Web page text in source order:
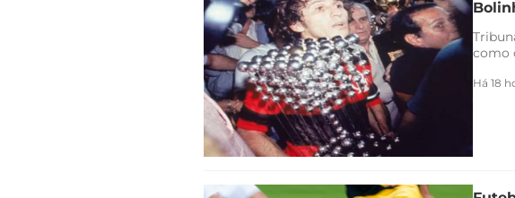
como
Há 18